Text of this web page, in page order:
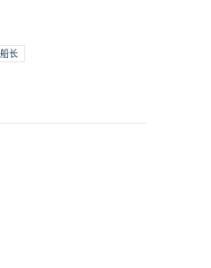
船长